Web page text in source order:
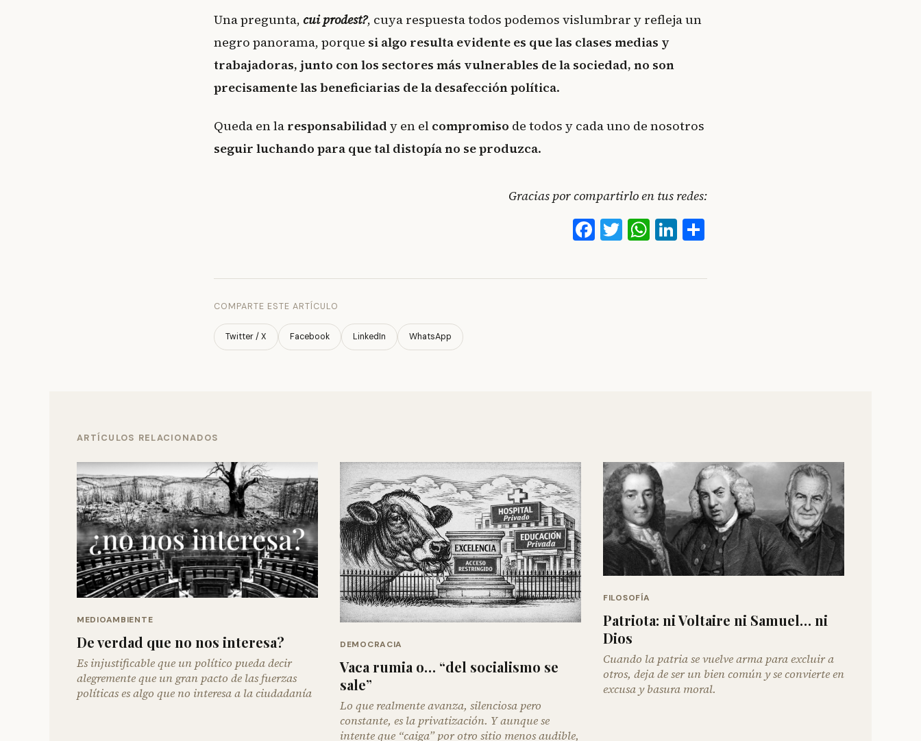
Una pregunta, cui prodest?, cuya respuesta todos podemos vislumbrar y refleja un
negro panorama, porque si algo resulta evidente es que las clases medias y
trabajadoras, junto con los sectores más vulnerables de la sociedad, no son
precisamente las beneficiarias de la desafección política.
Queda en la responsabilidad y en el compromiso de todos y cada uno de nosotros
seguir luchando para que tal distopía no se produzca.
Gracias por compartirlo en tus redes:
Facebook
Twitter
WhatsApp
LinkedIn
COMPARTE ESTE ARTÍCULO
Twitter / X Facebook LinkedIn WhatsApp
ARTÍCULOS RELACIONADOS
MEDIOAMBIENTE
De verdad que no nos interesa?
Es injustificable que un político pueda decir
alegremente que un gran pacto de las fuerzas
políticas es algo que no interesa a la ciudadanía
DEMOCRACIA
Vaca rumia o… “del socialismo se
sale”
Lo que realmente avanza, silenciosa pero
constante, es la privatización. Y aunque se
intente que “caiga” por otro sitio menos audible,
FILOSOFÍA
Patriota: ni Voltaire ni Samuel… ni
Dios
Cuando la patria se vuelve arma para excluir a
otros, deja de ser un bien común y se convierte en
excusa y basura moral.